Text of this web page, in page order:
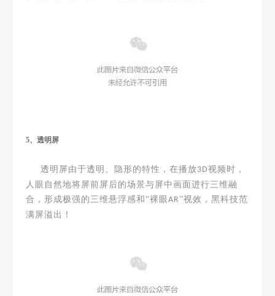
5、透明屏
透明屏由于透明、隐形的特性，在播放3D视频时，
人眼自然地将屏前屏后的场景与屏中画面进行三维融
合，形成极强的三维悬浮感和“裸眼AR”视效，黑科技范
满屏溢出！